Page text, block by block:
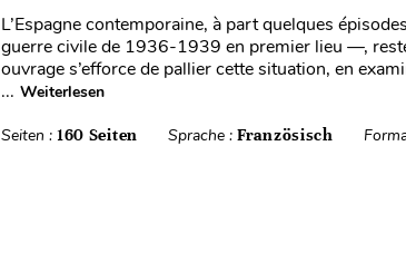
L’Espagne contemporaine, à part quelques
guerre civile de 1936-1939 en premier lieu —,
ouvrage s’efforce de pallier cette situation, en
... Weiterlesen
Seiten : 160 Seiten Sprache :Französisch